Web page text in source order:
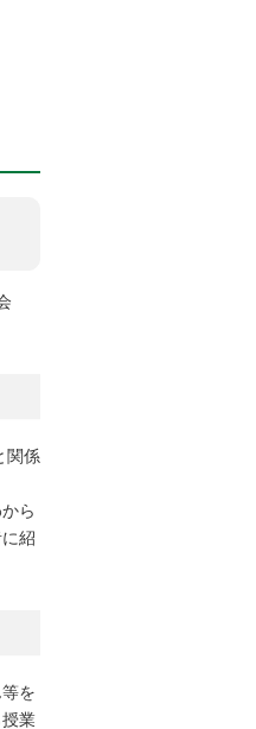
関係
ら
紹
を
業